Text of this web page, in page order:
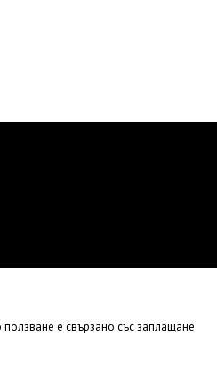
е свързано със заплащане